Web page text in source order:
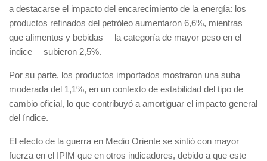
a destacarse el impacto del encarecimiento de la energía: los
productos refinados del petróleo aumentaron 6,6%, mientras
que alimentos y bebidas —la categoría de mayor peso en el
índice— subieron 2,5%.
Por su parte, los productos importados mostraron una suba
moderada del 1,1%, en un contexto de estabilidad del tipo de
cambio oficial, lo que contribuyó a amortiguar el impacto general
del índice.
El efecto de la guerra en Medio Oriente se sintió con mayor
fuerza en el IPIM que en otros indicadores, debido a que este